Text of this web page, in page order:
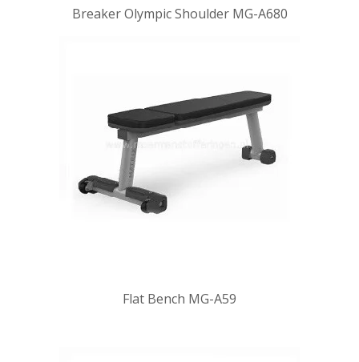
Breaker Olympic Shoulder MG-A680
Flat Bench MG-A59